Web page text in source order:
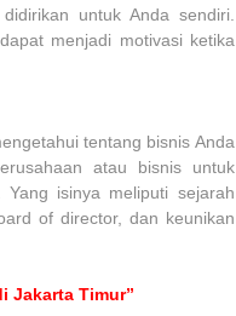
untuk Anda sendiri.
menjadi motivasi ketika
tentang bisnis Anda
atau bisnis untuk
isinya meliputi sejarah
of director, dan keunikan
Jakarta Timur”